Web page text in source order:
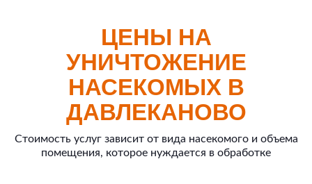
ЦЕНЫ НА
УНИЧТОЖЕНИЕ
НАСЕКОМЫХ В
ДАВЛЕКАНОВО
Стоимость услуг зависит от вида насекомого и объема
помещения, которое нуждается в обработке